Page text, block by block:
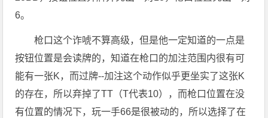
6。
枪口这个诈唬不算高级，但是他一定知道的一点是
按钮位置是会读牌的，知道在枪口的加注范围内很有可
能有一张K，而过牌--加注这个动作似乎更坐实了这张K
的存在，所以弃掉了TT（T代表10），而枪口位置在没
有位置的情况下，玩一手66是很被动的，所以选择了在